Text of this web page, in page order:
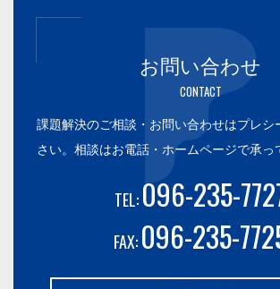
お問い合わせ
CONTACT
課題解決のご相談・お問い合わせはプレシ
さい。 相談はお電話・ホームページで承っ
TEL:096-235-
FAX:096-235-